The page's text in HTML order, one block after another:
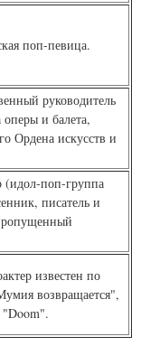
поп-певица.
руководитель
и балета,
Ордена искусств и
поп-группа
писатель и
известен по
возвращается",
"Doom".